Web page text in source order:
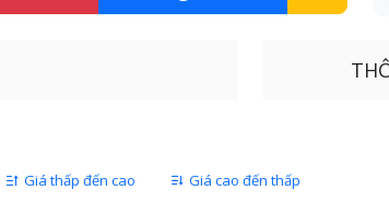
Giá thấp đến cao Giá cao đến thấp